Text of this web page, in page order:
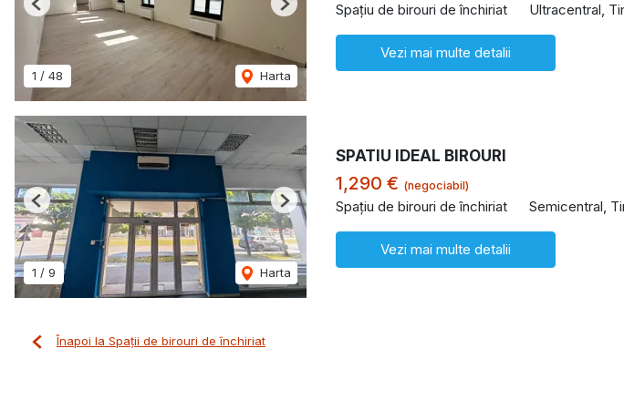
1 / 48 Harta
Previous Next Spațiu de birouri de închiriat Ultracentral,
Vezi mai multe detalii
1 / 9 Harta
Previous Next
SPATIU IDEAL BIROURI
1,290 € (negociabil)
Spațiu de birouri de închiriat Semicentral,
Vezi mai multe detalii
Înapoi la Spații de birouri de închiriat